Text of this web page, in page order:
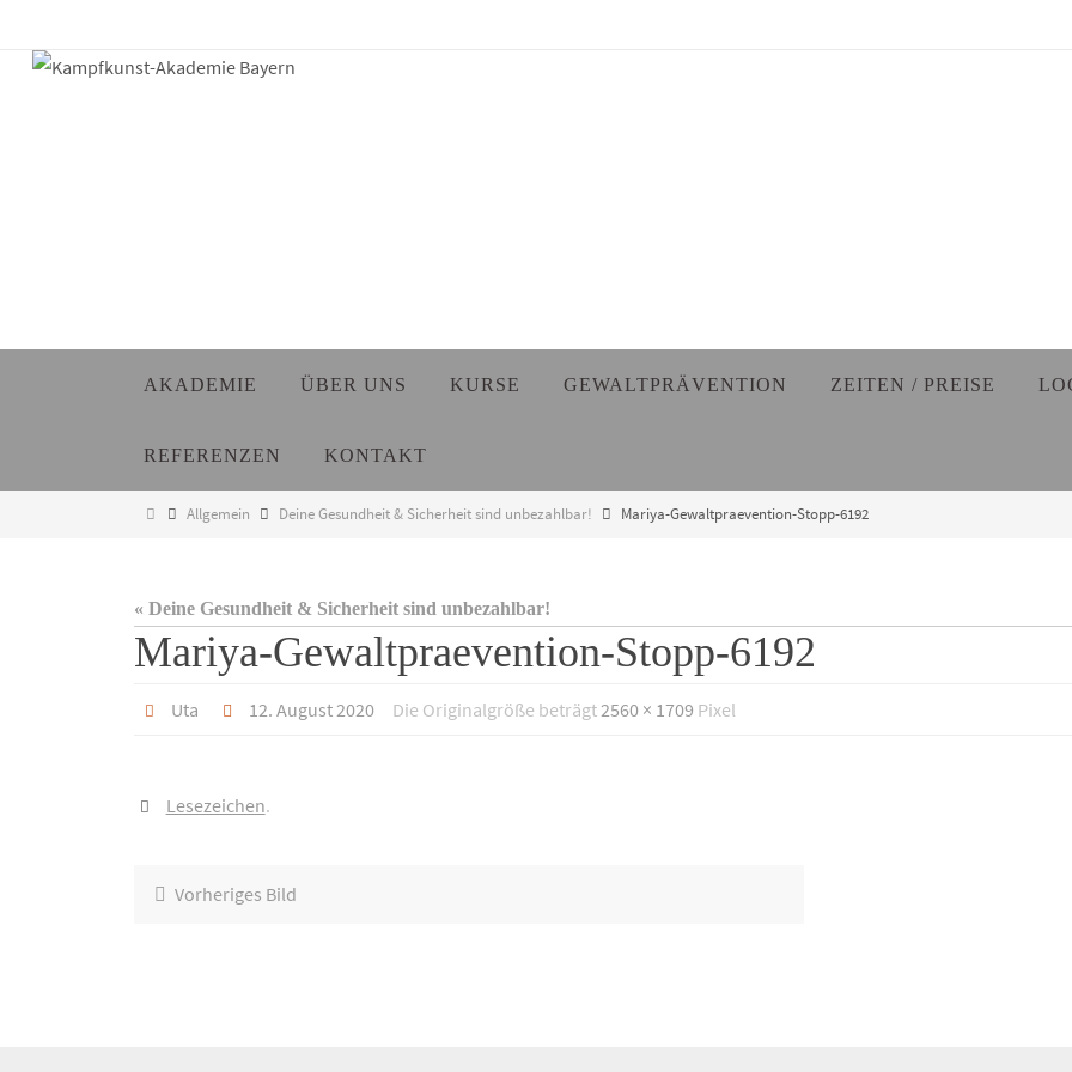
Inhalt
AKADEMIE ÜBER UNS KURSE GEWALTPRÄVENTION ZEITEN / PREISE
REFERENZEN KONTAKT
StartAllgemein Deine Gesundheit & Sicherheit sind unbezahlbar! Mariya-Gewaltpraevention-Stopp-6192
« Deine Gesundheit & Sicherheit sind unbezahlbar!
Mariya-Gewaltpraevention-Stopp-6192
Uta 12. August 2020 Die Originalgröße beträgt2560 × 1709 Pixel
Lesezeichen.
Vorheriges Bild